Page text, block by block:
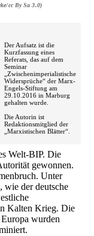
cc By Sa 3.0)
Der Aufsatz ist die
Kurzfassung eines
Referats, das auf dem
Seminar
„Zwischenimperialistische
Widersprüche“ der Marx-
Engels-Stiftung am
29.10.2016 in Marburg
gehalten wurde.
Die Autorin ist
Redaktionsmitglied der
„Marxistischen Blätter“.
Welt-BIP. Die
gewonnen.
Unter
wie der deutsche
Kalten Krieg. Die
wurden